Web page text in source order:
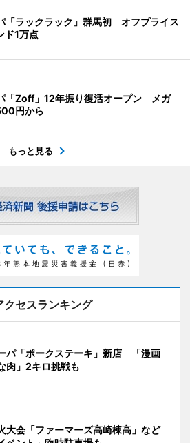
「ラックラック」群馬初 オフプライス
ド1万点
「Zoff」12年振り復活オープン メガ
円から
もっと見る
クセスランキング
パ「ポークステーキ」新店 「漫画
肉」2キロ挑戦も
大会「ファーマーズ高崎棟高」など